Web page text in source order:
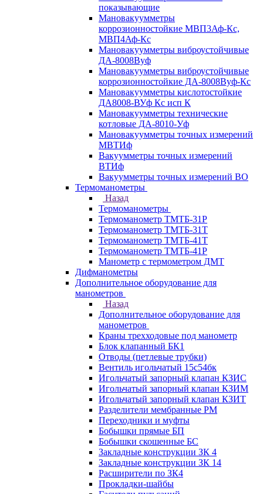
показывающие
Мановакуумметры
коррозионностойкие МВП3Аф-Кс,
МВП4Аф-Кс
Мановакуумметры виброустойчивые
ДА-8008Вуф
Мановакуумметры виброустойчивые
коррозионностойкие ДА-8008Вуф-Кс
Мановакуумметры кислотостойкие
ДА8008-ВУф Кс исп К
Мановакуумметры технические
котловые ДА-8010-Уф
Мановакуумметры точных измерений
МВТИф
Вакуумметры точных измерений
ВТИф
Вакуумметры точных измерений ВО
Термоманометры
Назад
Термоманометры
Термоманометр ТМТБ-31Р
Термоманометр ТМТБ-31Т
Термоманометр ТМТБ-41Т
Термоманометр ТМТБ-41Р
Манометр с термометром ДМТ
Дифманометры
Дополнительное оборудование для
манометров
Назад
Дополнительное оборудование для
манометров
Краны трехходовые под манометр
Блок клапанный БК1
Отводы (петлевые трубки)
Вентиль игольчатый 15с54бк
Игольчатый запорный клапан КЗИС
Игольчатый запорный клапан КЗИМ
Игольчатый запорный клапан КЗИТ
Разделители мембранные РМ
Переходники и муфты
Бобышки прямые БП
Бобышки скошенные БС
Закладные конструкции ЗК 4
Закладные конструкции ЗК 14
Расширители по ЗК4
Прокладки-шайбы